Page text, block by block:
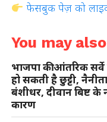
फेसबुक पेज़ को
You may
भाजपा की आंतरिक सर्वे
हो सकती है छुट्टी,
बंशीधर, दीवान बिष्ट के
कारण